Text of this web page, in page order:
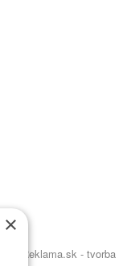
NajReklama.sk - tvorba
×